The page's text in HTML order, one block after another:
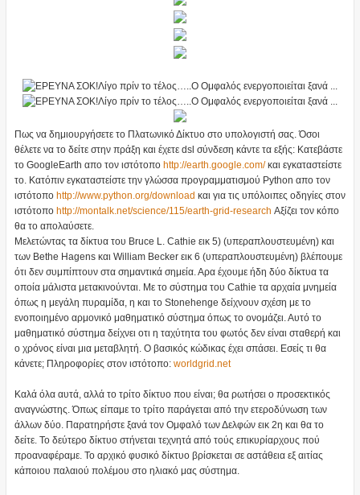
Πως να δημιουργήσετε το Πλατωνικό Δίκτυο στο υπολογιστή σας. Όσοι
θέλετε να το δείτε στην πράξη και έχετε dsl σύνδεση κάντε τα εξής: Κατεβάστε
το GoogleEarth απο τον ιστότοπο http://earth.google.com/και εγκαταστείστε
το. Κατόπιν εγκαταστείστε την γλώσσα προγραμματισμού Python απο τον
ιστότοπο http://www.python.org/download και για τις υπόλοιπες οδηγίες στον
ιστότοπο http://montalk.net/science/115/earth-grid-research Αξίζει τον κόπο
θα το απολαύσετε.
Μελετώντας τα δίκτυα του Bruce L. Cathie εικ 5) (υπεραπλουστευμένη) και
των Bethe Hagens και William Becker εικ 6 (υπεραπλουστευμένη) βλέπουμε
ότι δεν συμπίπτουν στα σημαντικά σημεία. Αρα έχουμε ήδη δύο δίκτυα τα
οποία μάλιστα μετακινούνται. Με το σύστημα του Cathie τα αρχαία μνημεία
όπως η μεγάλη πυραμίδα, η και το Stonehenge δείχνουν σχέση με το
ενοποιημένο αρμονικό μαθηματικό σύστημα όπως το ονομάζει. Αυτό το
μαθηματικό σύστημα δείχνει οτι η ταχύτητα του φωτός δεν είναι σταθερή και
ο χρόνος είναι μια μεταβλητή. Ο βασικός κώδικας έχει σπάσει. Εσείς τι θα
κάνετε; Πληροφορίες στον ιστότοπο: worldgrid.net
Καλά όλα αυτά, αλλά το τρίτο δίκτυο που είναι; θα ρωτήσει ο προσεκτικός
αναγνώστης. Όπως είπαμε το τρίτο παράγεται από την ετεροδύνωση των
άλλων δύο. Παρατηρήστε ξανά τον Ομφαλό των Δελφών εικ 2η και θα το
δείτε. Το δεύτερο δίκτυο στήνεται τεχνητά από τούς επικυρίαρχους πού
προαναφέραμε. Το αρχικό φυσικό δίκτυο βρίσκεται σε αστάθεια εξ αιτίας
κάποιου παλαιού πολέμου στο ηλιακό μας σύστημα.